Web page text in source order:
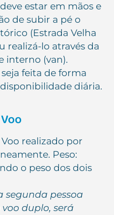
estar em mãos e
de subir a pé o
(Estrada Velha
realizá-lo através da
interno (van).
feita de forma
diária.
Voo realizado por
Peso:
o peso dos dois
segunda pessoa
duplo, será